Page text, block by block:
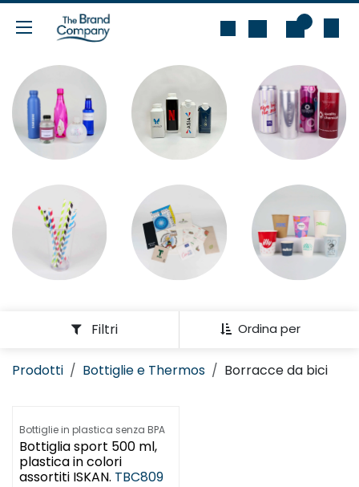
Passa al contenuto
Ordina per
Filtri
Prodotti Bottiglie e Thermos Borracce da bici
Bottiglie in plastica senza BPA
Bottiglia sport 500 ml,
plastica in colori
assortiti ISKAN. TBC809